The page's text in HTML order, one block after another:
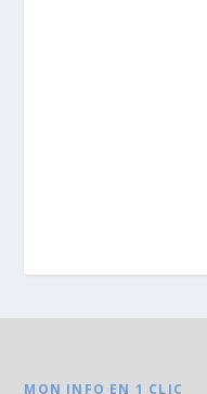
MON INFO EN 1 CLIC